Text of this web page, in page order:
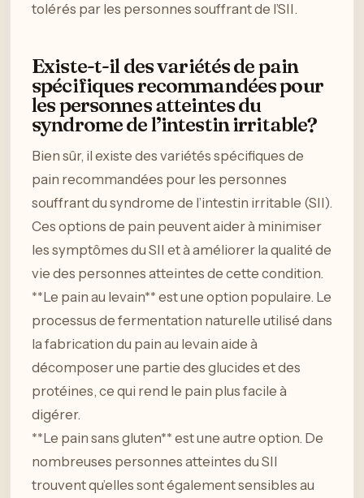
tolérés par les personnes souffrant de l’SII.
Existe-t-il des variétés de pain
spécifiques recommandées pour
les personnes atteintes du
syndrome de l’intestin irritable?
Bien sûr, il existe des variétés spécifiques de
pain recommandées pour les personnes
souffrant du syndrome de l’intestin irritable (SII).
Ces options de pain peuvent aider à minimiser
les symptômes du SII et à améliorer la qualité de
vie des personnes atteintes de cette condition.
**Le pain au levain** est une option populaire. Le
processus de fermentation naturelle utilisé dans
la fabrication du pain au levain aide à
décomposer une partie des glucides et des
protéines, ce qui rend le pain plus facile à
digérer.
**Le pain sans gluten** est une autre option. De
nombreuses personnes atteintes du SII
trouvent qu’elles sont également sensibles au